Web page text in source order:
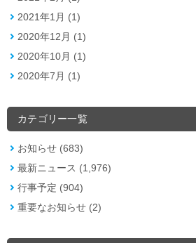
2021年1月 (1)
2020年12月 (1)
2020年10月 (1)
2020年7月 (1)
カテゴリー一覧
お知らせ (683)
最新ニュース (1,976)
行事予定 (904)
重要なお知らせ (2)